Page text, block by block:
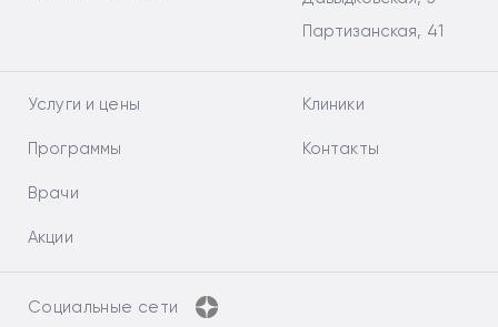
Партизанская, 41
Услуги и цены
Программы
Врачи
Акции
Клиники
Контакты
Социальные сети